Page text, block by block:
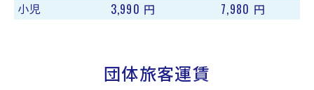
小児
3,990 円 7,980 円
団体旅客運賃